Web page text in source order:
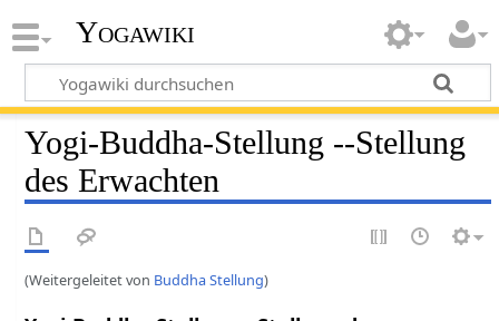
Yogawiki
Yogi-Buddha-Stellung --Stellung
des Erwachten
(Weitergeleitet von Buddha Stellung)